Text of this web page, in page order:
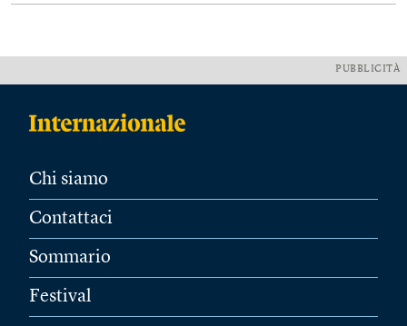
PUBBLICITÀ
Chi siamo
Contattaci
Sommario
Festival